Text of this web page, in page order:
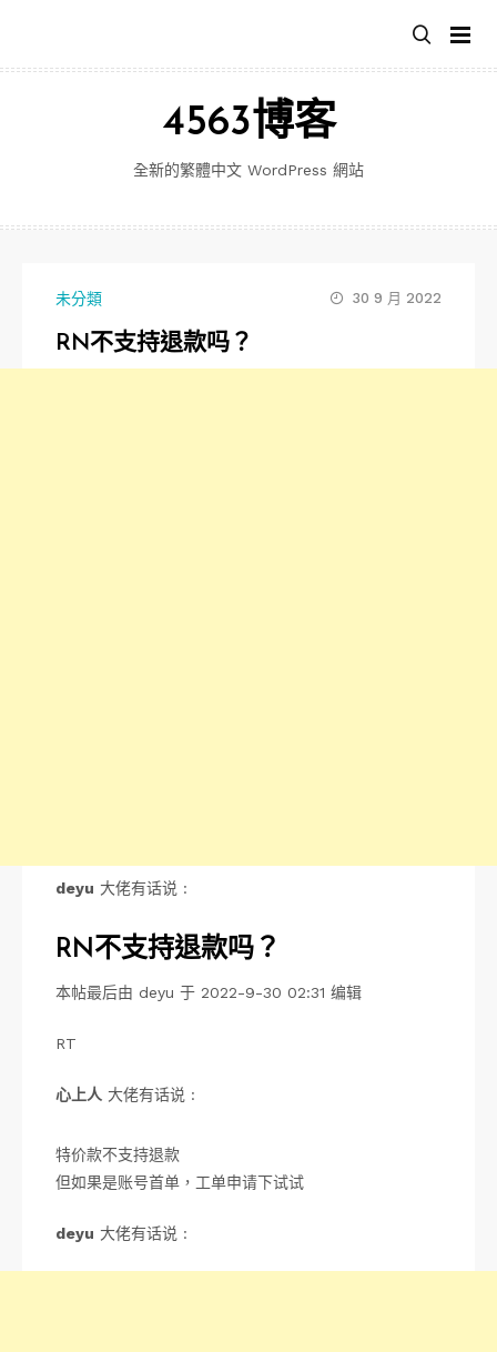
主
4563博客
全新的繁體中文 WordPress 網站
未分類 30 9 月 2022
RN不支持退款吗？
deyu 大佬有话说 :
RN不支持退款吗？
本帖最后由 deyu 于 2022-9-30 02:31 编辑
RT
心上人 大佬有话说 :
特价款不支持退款
但如果是账号首单，工单申请下试试
deyu 大佬有话说 :